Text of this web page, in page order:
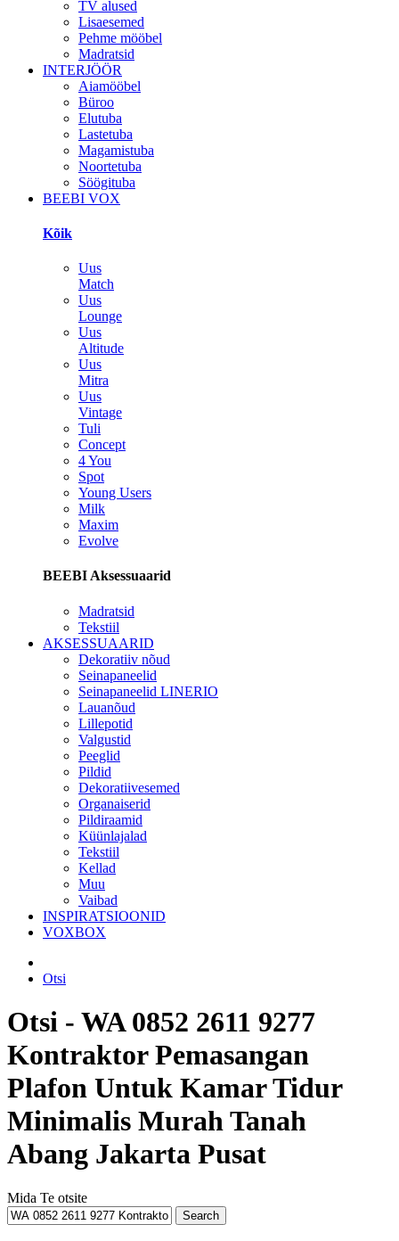
TV alused
Lisaesemed
Pehme mööbel
Madratsid
INTERJÖÖR
Aiamööbel
Büroo
Elutuba
Lastetuba
Magamistuba
Noortetuba
Söögituba
BEEBI VOX
Kõik
Uus
Match
Uus
Lounge
Uus
Altitude
Uus
Mitra
Uus
Vintage
Tuli
Concept
4 You
Spot
Young Users
Milk
Maxim
Evolve
BEEBI Aksessuaarid
Madratsid
Tekstiil
AKSESSUAARID
Dekoratiiv nõud
Seinapaneelid
Seinapaneelid LINERIO
Lauanõud
Lillepotid
Valgustid
Peeglid
Pildid
Dekoratiivesemed
Organaiserid
Pildiraamid
Küünlajalad
Tekstiil
Kellad
Muu
Vaibad
INSPIRATSIOONID
VOXBOX
Otsi
Otsi - WA 0852 2611 9277
Kontraktor Pemasangan
Plafon Untuk Kamar Tidur
Minimalis Murah Tanah
Abang Jakarta Pusat
Mida Te otsite